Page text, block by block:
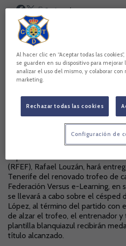
Copiar enlace
(RFEF), Rafael Louzán, hará
Tenerife del renovado trofeo de
Federación Versus e-Learning, en
se llevará a cabo sobre el césped
López, al término del partido con
de alzar el trofeo, el entrenador y
plantilla blanquiazul recibirán
título alcanzado.
Al hacer clic en “Aceptar todas las
se guarden en su dispositivo para mejorar
analizar el uso del mismo, y colaborar con
marketing.
Rechazar todas las cookies
Configuración de